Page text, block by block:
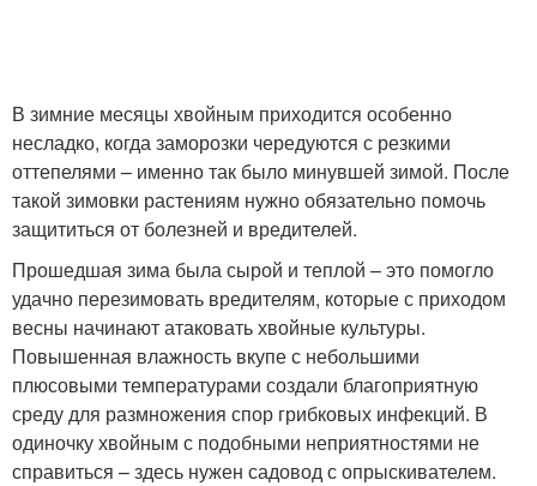
В зимние месяцы хвойным приходится особенно
несладко, когда заморозки чередуются с резкими
оттепелями – именно так было минувшей зимой. После
такой зимовки растениям нужно обязательно помочь
защититься от болезней и вредителей.
Прошедшая зима была сырой и теплой – это помогло
удачно перезимовать вредителям, которые с приходом
весны начинают атаковать хвойные культуры.
Повышенная влажность вкупе с небольшими
плюсовыми температурами создали благоприятную
среду для размножения спор грибковых инфекций. В
одиночку хвойным с подобными неприятностями не
справиться – здесь нужен садовод с опрыскивателем.